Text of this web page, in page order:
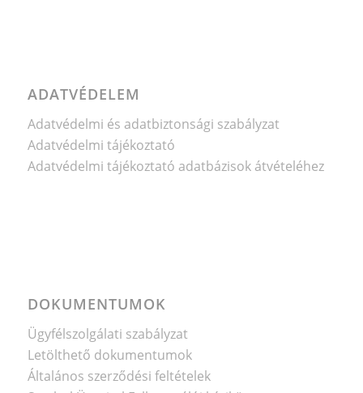
ADATVÉDELEM
Adatvédelmi és adatbiztonsági szabályzat
Adatvédelmi tájékoztató
Adatvédelmi tájékoztató adatbázisok átvételéhez
DOKUMENTUMOK
Ügyfélszolgálati szabályzat
Letölthető dokumentumok
Általános szerződési feltételek